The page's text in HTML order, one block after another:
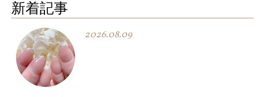
新着記事
2026.08.09